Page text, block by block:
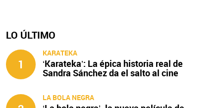
LO ÚLTIMO
1
KARATEKA
‘Karateka’: La épica historia real de
Sandra Sánchez da el salto al cine
LA BOLA NEGRA